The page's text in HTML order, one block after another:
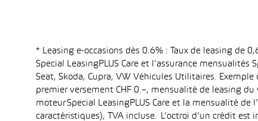
* Leasing e-occasions dès 0.6% : Taux de leasing de
Special LeasingPLUS Care et l’assurance
Seat, Skoda, Cupra, VW Véhicules Utilitaires.
premier versement CHF 0.–, mensualité de leasing du
moteur Special LeasingPLUS Care et la mensualité de
caractéristiques), TVA incluse. L’octroi d’un crédit